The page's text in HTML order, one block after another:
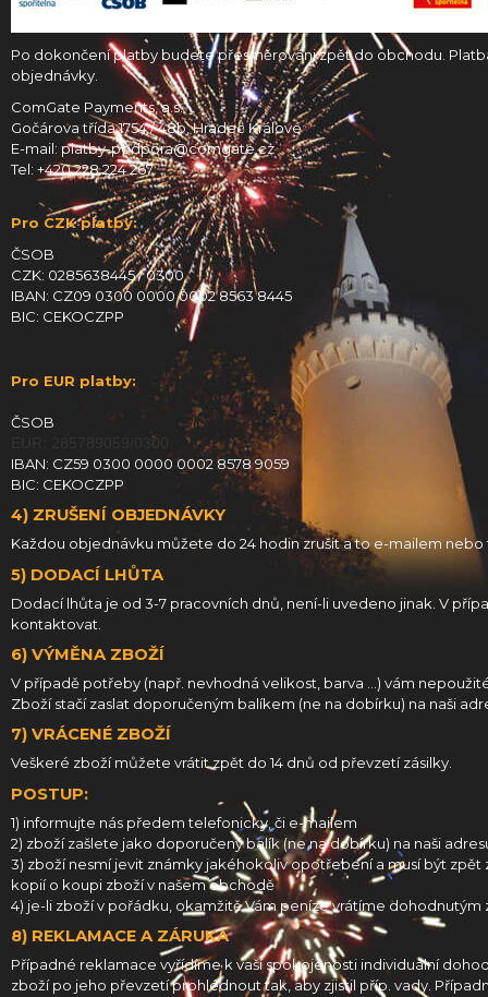
Po dokončení platby budete přesměrováni zpět do obchodu.
objednávky.
ComGate Payments, a.s.
Gočárova třída 1754 / 48b, Hradec Králové
E-mail: platby-podpora@comgate.cz
Tel: +420 228 224 267
Pro CZK platby:
ČSOB
CZK: 0285638445 / 0300
IBAN: CZ09 0300 0000 0002 8563 8445
BIC: CEKOCZPP
Pro EUR platby:
ČSOB
EUR: 285789059/0300
IBAN: CZ59 0300 0000 0002 8578 9059
BIC: CEKOCZPP
4) ZRUŠENÍ OBJEDNÁVKY
Každou objednávku můžete do 24 hodin zrušit a to e-mailem
5) DODACÍ LHŮTA
Dodací lhůta je od 3-7 pracovních dnů, není-li uvedeno jinak. V
kontaktovat.
6) VÝMĚNA ZBOŽÍ
V případě potřeby (např. nevhodná velikost, barva ...) vám
Zboží stačí zaslat doporučeným balíkem (ne na dobírku) na naši
7) VRÁCENÉ ZBOŽÍ
Veškeré zboží můžete vrátit zpět do 14 dnů od převzetí zásilky.
POSTUP:
1) informujte nás předem telefonicky, či e-mailem
2) zboží zašlete jako doporučený balík (ne na dobírku) na naši
3) zboží nesmí jevit známky jakéhokoliv opotřebení a musí být
kopií o koupi zboží v našem obchodě
4) je-li zboží v pořádku, okamžitě Vám peníze vrátíme dohodnutým
8) REKLAMACE A ZÁRUKA
Případné reklamace vyřídíme k vaší spokojenosti individuální
zboží po jeho převzetí prohlédnout tak, aby zjistil příp. vady.